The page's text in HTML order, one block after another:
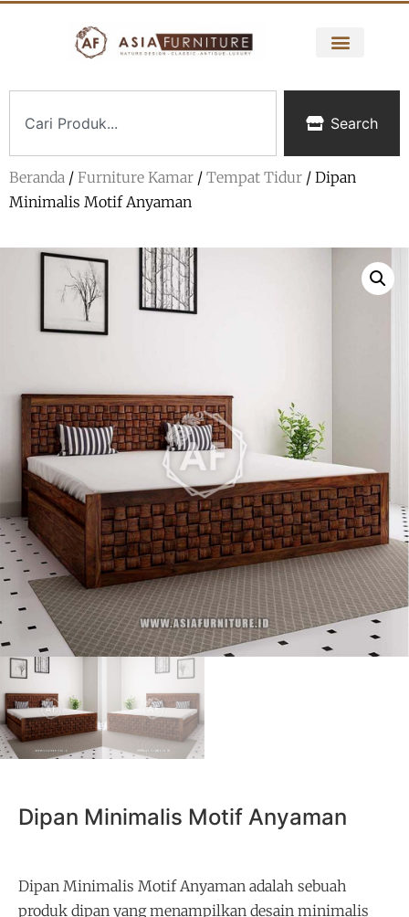
Search
Beranda / Furniture Kamar / Tempat Tidur / Dipan
Minimalis Motif Anyaman
Dipan Minimalis Motif Anyaman
Dipan Minimalis Motif Anyaman adalah sebuah
produk dipan yang menampilkan desain minimalis